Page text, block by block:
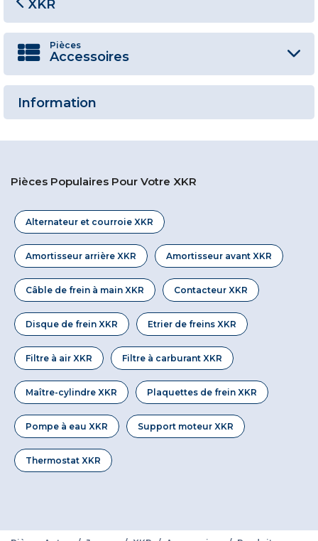
XKR
Pièces
Accessoires
Information
Pièces Populaires Pour Votre XKR
Alternateur et courroie XKR
Amortisseur arrière XKR Amortisseur avant XKR
Câble de frein à main XKR Contacteur XKR
Disque de frein XKR Etrier de freins XKR
Filtre à air XKR Filtre à carburant XKR
Maître-cylindre XKR Plaquettes de frein XKR
Pompe à eau XKR Support moteur XKR
Thermostat XKR